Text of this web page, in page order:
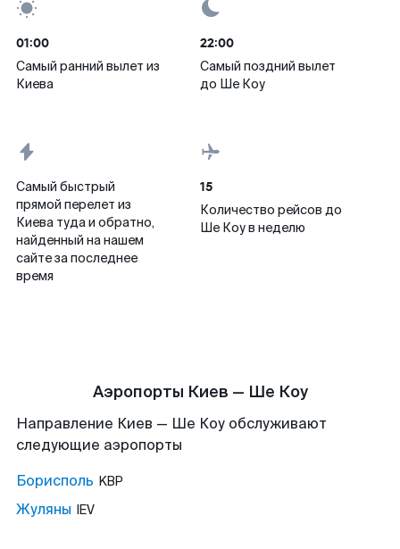
01:00
Самый ранний вылет из
Киева
22:00
Самый поздний вылет
до Ше Коу
Самый быстрый
прямой перелет из
Киева туда и обратно,
найденный на нашем
сайте за последнее
время
15
Количество рейсов до
Ше Коу в неделю
Аэропорты Киев — Ше Коу
Направление Киев — Ше Коу обслуживают
следующие аэропорты
Борисполь KBP
Жуляны IEV